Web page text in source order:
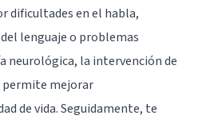
dificultades en el habla,
lenguaje o problemas
neurológica, la intervención de
permite mejorar
de vida. Seguidamente, te